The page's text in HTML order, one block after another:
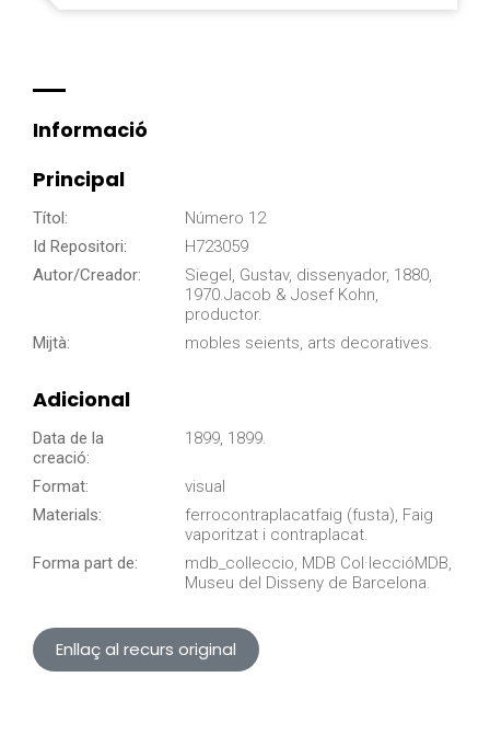
Informació
Principal
Títol:
Número 12
Id Repositori:
H723059
Autor/Creador:
Siegel, Gustav, dissenyador, 1880,
1970.Jacob & Josef Kohn,
productor.
Mijtà:
mobles seients, arts decoratives.
Adicional
Data de la
creació:
1899, 1899.
Format:
visual
Materials:
ferrocontraplacatfaig (fusta), Faig
vaporitzat i contraplacat.
Forma part de:
mdb_colleccio, MDB Col·leccióMDB,
Museu del Disseny de Barcelona.
Enllaç al recurs original